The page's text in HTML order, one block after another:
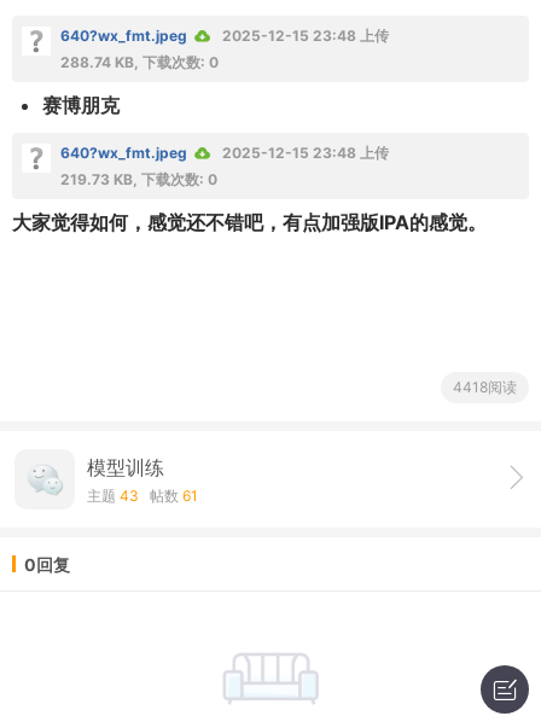
640?wx_fmt.jpeg
2025-12-15 23:48 上传
288.74 KB, 下载次数: 0
赛博朋克
640?wx_fmt.jpeg
2025-12-15 23:48 上传
219.73 KB, 下载次数: 0
大家觉得如何，感觉还不错吧，有点加强版IPA的感觉。
4418阅读
模型训练
主题 43 帖数 61
0回复